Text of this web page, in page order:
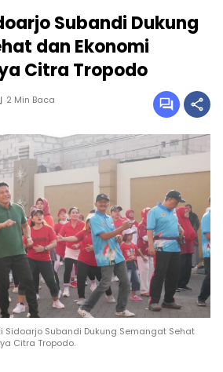
Subandi Dukung
dan Ekonomi
Citra Tropodo
2 Min Baca
Sidoarjo Subandi Dukung Semangat Sehat
Citra Tropodo.